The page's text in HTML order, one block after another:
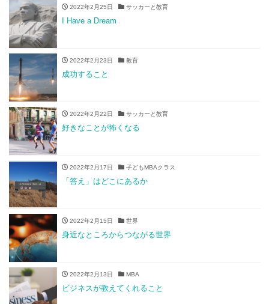
2022年2月25日 サッカーと教育
I Have a Dream
2022年2月23日 教育
成功すること
2022年2月22日 サッカーと教育
好きなことが怖くなる
2022年2月17日 子どもMBAクラス
「答え」はどこにあるか
2022年2月15日 世界
身近なところからつながる世界
2022年2月13日 MBA
ビジネスが教えてくれること